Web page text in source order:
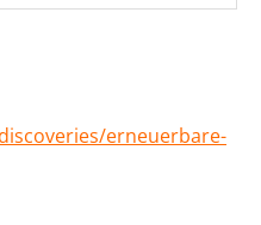
erneuerbare-